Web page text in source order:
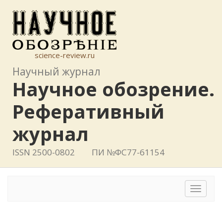
science-review.ru
Научный журнал
Научное обозрение.
Реферативный
журнал
ISSN 2500-0802 ПИ №ФС77-61154
Toggle